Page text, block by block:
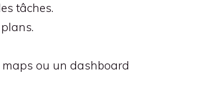
tâches.
maps ou un dashboard